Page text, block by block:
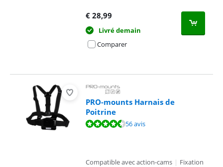
€ 28,99
Livré demain
Comparer
PRO-mounts Harnais de
Poitrine
La note est de 8,8 sur 10, basée sur 56 avis.56 avis
Compatible avec action-cams | Fixation